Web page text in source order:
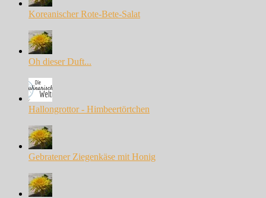
Koreanischer Rote-Bete-Salat
Oh dieser Duft...
Hallongrottor - Himbeertörtchen
Gebratener Ziegenkäse mit Honig